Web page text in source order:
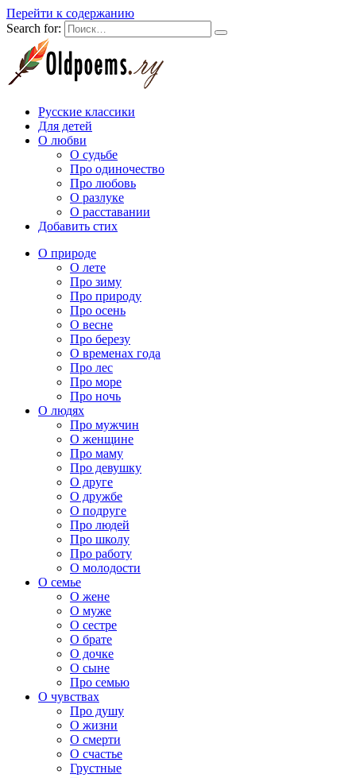
Перейти к содержанию
Search for:
Русские классики
Для детей
О любви
О судьбе
Про одиночество
Про любовь
О разлуке
О расставании
Добавить стих
О природе
О лете
Про зиму
Про природу
Про осень
О весне
Про березу
О временах года
Про лес
Про море
Про ночь
О людях
Про мужчин
О женщине
Про маму
Про девушку
О друге
О дружбе
О подруге
Про людей
Про школу
Про работу
О молодости
О семье
О жене
О муже
О сестре
О брате
О дочке
О сыне
Про семью
О чувствах
Про душу
О жизни
О смерти
О счастье
Грустные